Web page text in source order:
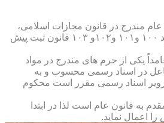
مندرج در قانون مجازات اسلامی،
مقررات خاصی نیز در مواد ۱۰۰ و۱۰۱ و۱۰۲و ۱۰۳ قانون ثبت پیش
یکی از جرم های مندرج در مواد
در اسناد رسمی محسوب و به
اسناد رسمی مقرر است محکوم
به قانون عام است لذا در ابتدا
اعمال نماید.